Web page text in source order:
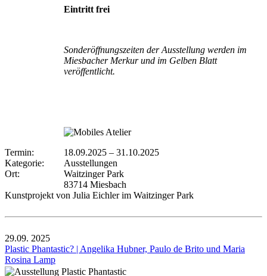
Eintritt frei
Sonderöffnungszeiten der Ausstellung werden im
Miesbacher Merkur und im Gelben Blatt
veröffentlicht.
Termin: 18.09.2025 – 31.10.2025
Kategorie:
Ausstellungen
Ort:
Waitzinger Park
83714 Miesbach
Kunstprojekt von Julia Eichler im Waitzinger Park
29.09. 2025
Plastic Phantastic? | Angelika Hubner, Paulo de Brito und Maria
Rosina Lamp